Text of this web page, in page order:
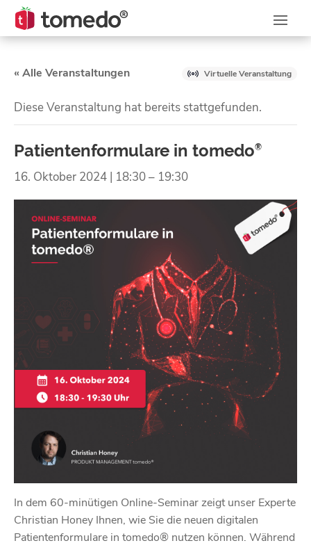
« Alle Veranstaltungen Virtuelle Veranstaltung
Diese Veranstaltung hat bereits stattgefunden.
Patientenformulare in tomedo®
16. Oktober 2024 | 18:30– 19:30
In dem 60-minütigen Online-Seminar zeigt unser Experte
Christian Honey Ihnen, wie Sie die neuen digitalen
Patientenformulare in tomedo® nutzen können. Während